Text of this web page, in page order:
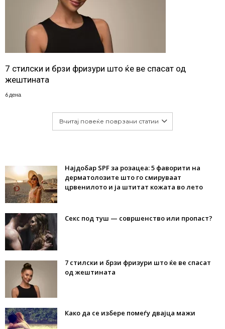
7 стилски и брзи фризури што ќе ве спасат од
жештината
6 дена
Вчитај повеќе поврзани статии
Најдобар SPF за розацеа: 5 фаворити на
дерматолозите што го смируваат
црвенилото и ја штитат кожата во лето
Секс под туш — совршенство или пропаст?
7 стилски и брзи фризури што ќе ве спасат
од жештината
Како да се избере помеѓу двајца мажи